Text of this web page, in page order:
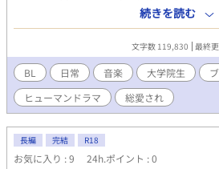
の卵たちとの学生生活が始まる……。 魅
歌手と、彼の周りの音楽男子大学院生
かしいあれこれを描いた連作短編（中
盛りです。 ☆表紙はtwnkiさま
https://coconala.com/users/4287942 に
いうよりは、ブロマンスに近いです（ラ
場人物のほとんどが自覚としては異性愛
を匂わせる描写があります。 大学・大
2013年のため、一部過去の学部名を使
ィクションであり、各学校と登場人物は
また、筆者は音楽系の大学・大学院卒
続きを読む
文字数 119,830 最終
BL 日常 音楽 大学院生
ヒューマンドラマ
総愛され
長編 完結 R18
お気に入り : 9 24h.ポイント : 0